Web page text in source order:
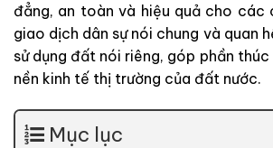
đẳng, an toànvà hiệu quả cho các
giao dịch dân sự nói chung và quan
sử dụng đất nói riêng, góp phần thúc
nền kinh tế thị trường của đất nước.
Mục lục